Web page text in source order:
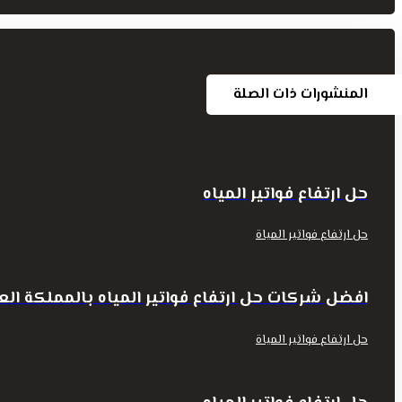
المنشورات ذات الصلة
حل ارتفاع فواتير المياه
حل ارتفاع فواتير المياة
افضل شركات حل ارتفاع فواتير المياه بالمملكة
حل ارتفاع فواتير المياة